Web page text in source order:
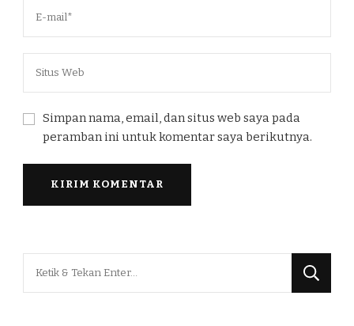
Simpan nama, email, dan situs web saya pada
peramban ini untuk komentar saya berikutnya.